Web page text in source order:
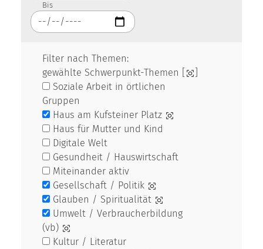
Bis
Filter nach Themen:
gewählte Schwerpunkt-Themen [
Soziale Arbeit in örtlichen
Gruppen
Haus am Kufsteiner Platz
Haus für Mutter und Kind
Digitale Welt
Gesundheit / Hauswirtschaft
Miteinander aktiv
Gesellschaft / Politik
Glauben / Spiritualität
Umwelt / Verbraucherbildung
(vb)
Kultur / Literatur